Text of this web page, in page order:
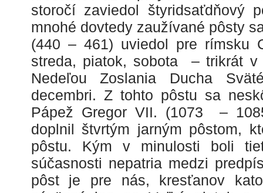
storočí zaviedol štyridsaťdňový
mnohé dovtedy zaužívané pôsty
(440 – 461) uviedol pre rímsku
streda, piatok, sobota – trikrát
Nedeľou Zoslania Ducha
decembri. Z tohto pôstu sa
Pápež Gregor VII. (1073 –
doplnil štvrtým jarným pôstom,
pôstu. Kým v minulosti boli
súčasnosti nepatria medzi
pôst je pre nás, kresťanov